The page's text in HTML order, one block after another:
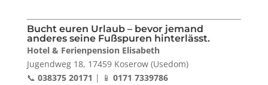
Bucht euren Urlaub – bevor jemand
anderes seine Fußspuren hinterlässt.
Hotel & Ferienpension Elisabeth
Jugendweg 18, 17459 Koserow (Usedom)
📞 038375 20171 | 📱 0171 7339786